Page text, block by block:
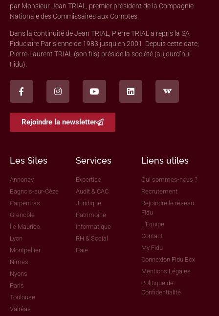
par Monsieur Jean TRIAL, premier président de la Compagnie
Nationale des Commissaires aux Comptes.
Dans la continuité de Jean TRIAL, Pierre TRIAL a repris la SA
Fiduciaire Parisienne de 1983 jusqu’en 2001. Depuis cette date,
Pierre-Laurent TRIAL (son fils) préside la société (aujourd’hui
Fidu).
Rejoindre la newsletter
Les Sites
Annonay
Bagnols-sur-Cèze
Carpentras
Grenoble
Île Maurice
Lyon
Montpellier
Nîmes
Nyons
Paris
Toulouse
Valréas
Services
Expertise
Audit & CAC
Juridique
Patrimoine
Informatique
RH & Social
Paie
Liens utiles
Qui sommes-nous ?
Recrutement
Rejoindre le réseau
Fidu
L'Équipe
Contact
My Fidu
Connexion Fidu Box
Mentions Légales
Politique de
Confidentialité